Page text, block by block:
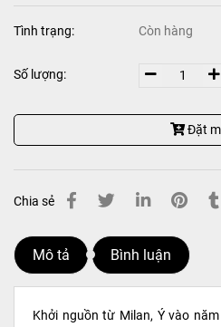
Tình trạng: Còn hàng
Số lượng:
Đặt
Chia sẻ
Mô tả Bình luận
Khởi nguồn từ Milan, Ý vào